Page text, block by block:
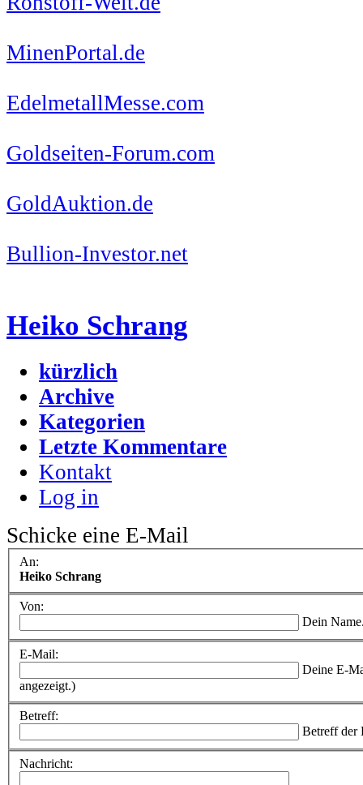
MinenPortal.de
EdelmetallMesse.com
Goldseiten-Forum.com
GoldAuktion.de
Bullion-Investor.net
Heiko Schrang
kürzlich
Archive
Kategorien
Letzte Kommentare
Kontakt
Log in
Schicke eine E-Mail
An:
Heiko Schrang
Von:
Dein
E-Mail:
Deine E-
angezeigt.)
Betreff:
Betreff der
Nachricht: